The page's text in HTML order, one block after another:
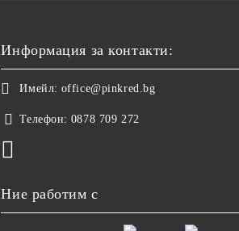
Информация за контакти:
Имейл: office@pinkred.bg
Телефон: 0878 709 272
Ние работим с